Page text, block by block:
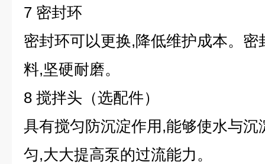
7 密封环
密封环可以更换,降低维护成本。
料,坚硬耐磨。
8 搅拌头（选配件）
具有搅匀防沉淀作用,能够使水与
匀,大大提高泵的过流能力。